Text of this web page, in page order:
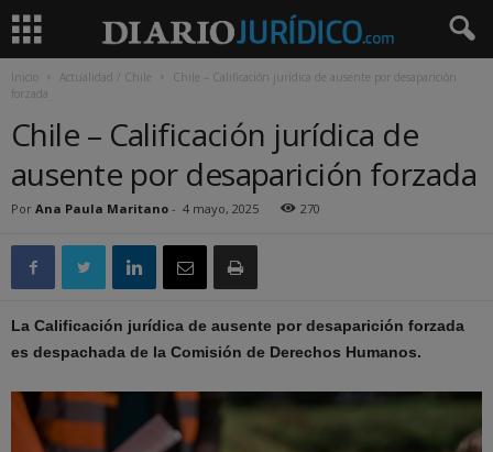
Inicio Actualidad / Chile
Chile – Calificación jurídica de ausente por desaparición
forzada
Chile – Calificación jurídica de
ausente por desaparición forzada
Por Ana Paula Maritano - 4 mayo, 2025 270
La Calificación jurídica de ausente por desaparición forzada
es despachada de la Comisión de Derechos Humanos.